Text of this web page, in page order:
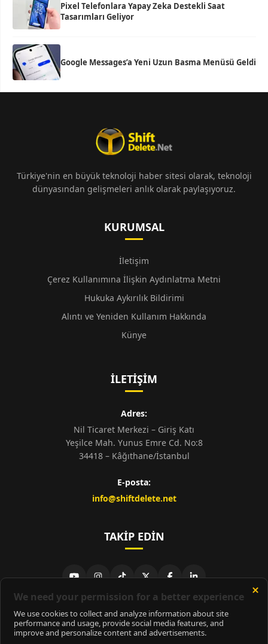
Pixel Telefonlara Yapay Zeka Destekli Saat
Tasarımları Geliyor
Google Messages’a Yeni Uzun Basma Menüsü Geldi
Türkiye'nin en büyük teknoloji haber sitesi olarak, teknoloji
dünyasından gelişmeleri anlık olarak paylaşıyoruz.
KURUMSAL
İletişim
Çerez Kullanımına İlişkin Aydınlatma Metni
Hukuka Aykırılık Bildirimi
Alıntı ve Yeniden Kullanım Hakkında
Künye
İLETIŞIM
Adres:
Nil Ticaret Merkezi – Giriş Katı
Yeşilce Mah. Yunus Emre Cd. No:8
34418 – Kâğıthane/İstanbul
E-posta:
info@shiftdelete.net
TAKIP EDIN